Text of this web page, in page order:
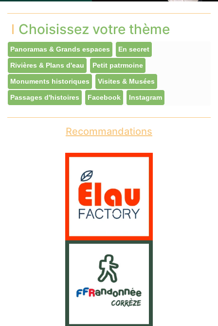
Choisissez votre thème
Panoramas & Grands espaces En secret
Rivières & Plans d'eau Petit patrmoine
Monuments historiques Visites & Musées
Passages d'histoires Facebook Instagram
Recommandations